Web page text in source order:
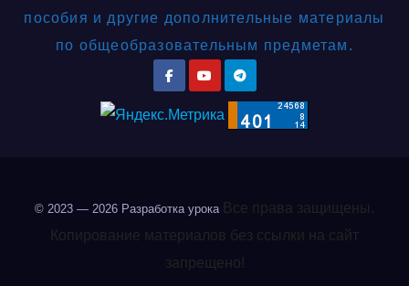
пособия и другие дополнительные материалы
по общеобразовательным предметам.
© 2023 — 2026 Разработка урока Все права защищены.
Копирование материалов без ссылки на сайт
запрещено!